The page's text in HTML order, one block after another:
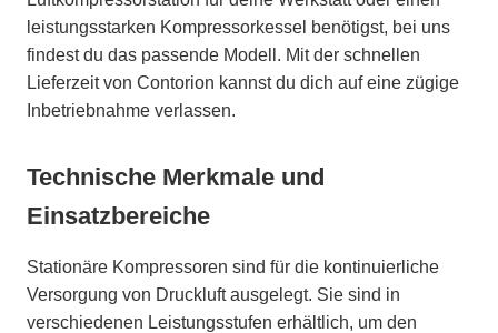
leistungsstarken Kompressorkessel benötigst, bei uns
findest du das passende Modell. Mit der schnellen
Lieferzeit von Contorion kannst du dich auf eine zügige
Inbetriebnahme verlassen.
Technische Merkmale und
Einsatzbereiche
Stationäre Kompressoren sind für die kontinuierliche
Versorgung von Druckluft ausgelegt. Sie sind in
verschiedenen Leistungsstufen erhältlich, um den